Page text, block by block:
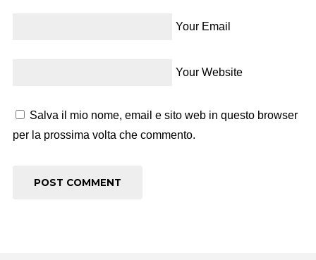
Your Email
Your Website
Salva il mio nome, email e sito web in questo browser
per la prossima volta che commento.